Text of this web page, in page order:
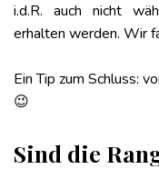
i.d.R. auch nicht
erhalten werden. Wir
Ein Tip zum Schluss:
😉
Sind die